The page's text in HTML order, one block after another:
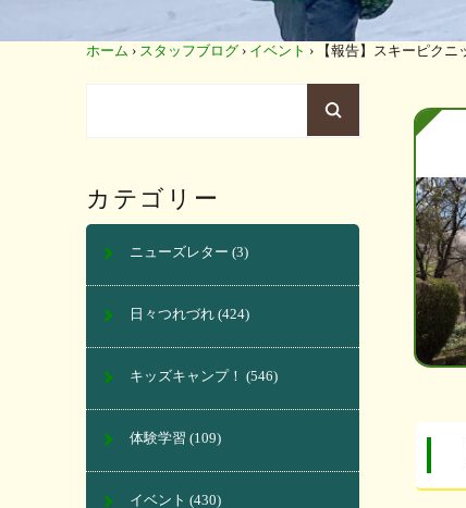
ホーム › スタッフブログ › イベント › 【報告】スキーピクニ
カテゴリー
ニューズレター (3)
日々つれづれ (424)
キッズキャンプ！ (546)
体験学習 (109)
イベント (430)